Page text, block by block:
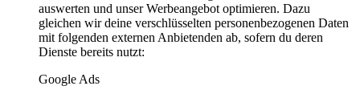
auswerten und unser Werbeangebot optimieren. Dazu
gleichen wir deine verschlüsselten personenbezogenen Daten
mit folgenden externen Anbietenden ab, sofern du deren
Dienste bereits nutzt:
Google Ads